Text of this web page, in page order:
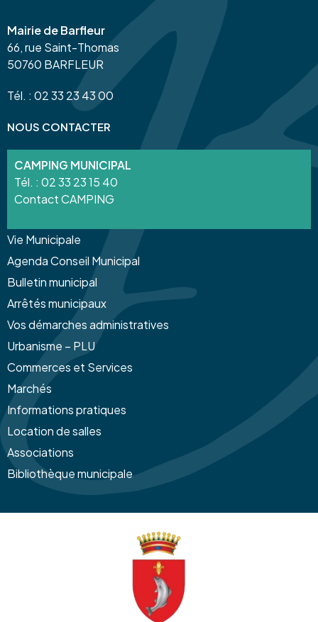
Mairie de Barfleur
66, rue Saint-Thomas
50760 BARFLEUR
Tél. : 02 33 23 43 00
NOUS CONTACTER
CAMPING MUNICIPAL
Tél. : 02 33 23 15 40
Contact CAMPING
Vie Municipale
Agenda Conseil Municipal
Bulletin municipal
Arrêtés municipaux
Vos démarches administratives
Urbanisme – PLU
Commerces et Services
Marchés
Informations pratiques
Location de salles
Associations
Bibliothèque municipale